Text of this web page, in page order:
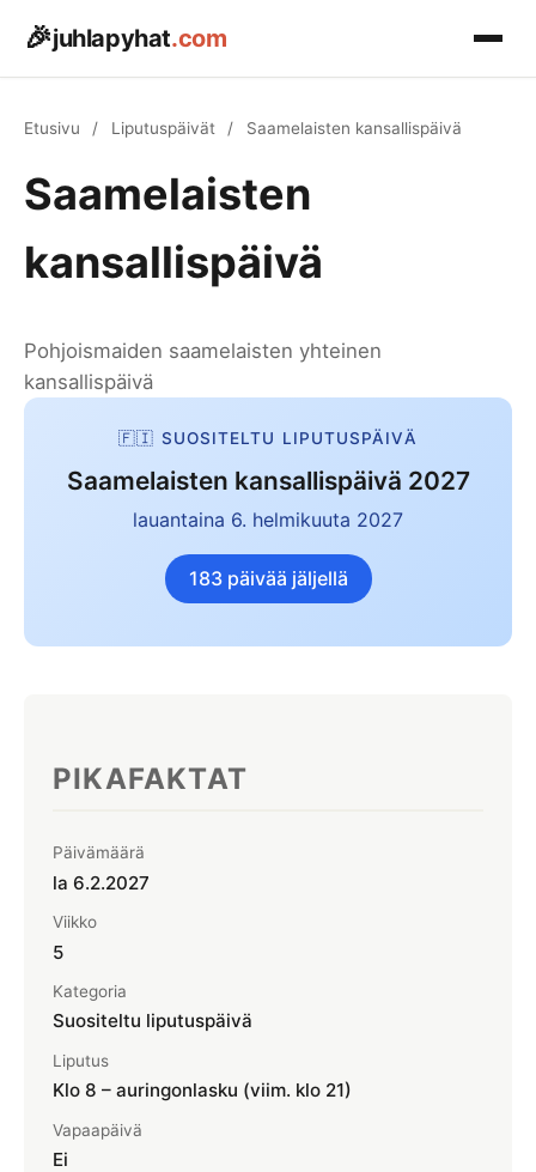
🎉juhlapyhat.com
Pääsiäinen
Helatorstai
Aprillipäivä 1.4.
KESÄ
Juhannus
Itsenäisyyspäivä
Kalenterit
Koko vuoden kalenteri
🏖️ Arkipyhät 2026
Pyhäpäivät & vapaapäivät
🇫🇮 Liputuspäivät
Suomen liputuspäivät
🎒 Koululomat
☀️ Päivänseisaukset
🌕 Täysikuu 2026
⏰ Kellojen siirto
Blogi
Etusivu / Liputuspäivät / Saamelaisten kansallispäivä
Saamelaisten
kansallispäivä
Pohjoismaiden saamelaisten yhteinen
kansallispäivä
🇫🇮 SUOSITELTU LIPUTUSPÄIVÄ
Saamelaisten kansallispäivä 2027
lauantaina 6. helmikuuta 2027
183 päivää jäljellä
PIKAFAKTAT
Päivämäärä
la 6.2.2027
Viikko
5
Kategoria
Suositeltu liputuspäivä
Liputus
Klo 8 – auringonlasku (viim. klo 21)
Vapaapäivä
Ei